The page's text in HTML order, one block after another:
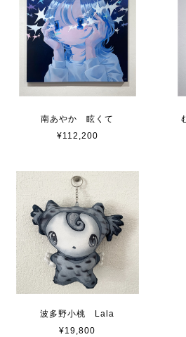
南あやか 眩くて
¥112,200
波多野小桃 Lala
¥19,800